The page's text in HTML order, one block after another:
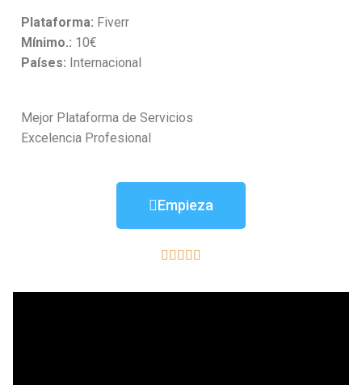
Plataforma: Fiverr
Mínimo.: 10€
Países: Internacional
Mejor Plataforma de Servicios
Excelencia Profesional
Empieza
    